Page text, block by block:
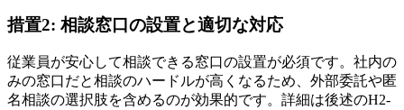
措置2: 相談窓口の設置と適切な対応
従業員が安心して相談できる窓口の設置が必須です。社内の
みの窓口だと相談のハードルが高くなるため、外部委託や匿
名相談の選択肢を含めるのが効果的です。詳細は後述のH2-